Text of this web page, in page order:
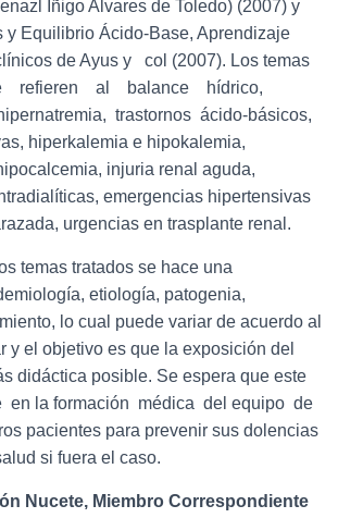
Íñigo Alvares de Toledo) (2007) y
y Equilibrio Ácido-Base, Aprendizaje
de Ayus y col (2007). Los temas
refieren al balance hídrico,
trastornos ácido-básicos,
hiperkalemia e hipokalemia,
injuria renal aguda,
emergencias hipertensivas
urgencias en trasplante renal.
temas tratados se hace una
etiología, patogenia,
lo cual puede variar de acuerdo al
y el objetivo es que la exposición del
didáctica posible. Se espera que este
en la formación médica del equipo de
pacientes para prevenir sus dolencias
si fuera el caso.
Nucete, Miembro Correspondiente